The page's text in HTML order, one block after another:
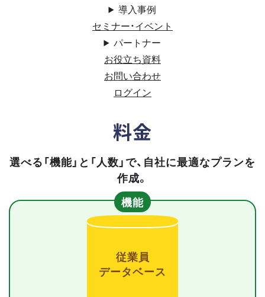
導入事例
セミナー・イベント
パートナー
お役立ち資料
お問い合わせ
ログイン
料金
選べる「機能」と「人数」で、自社に最適なプランを
作成。
機能
従業員
データベース